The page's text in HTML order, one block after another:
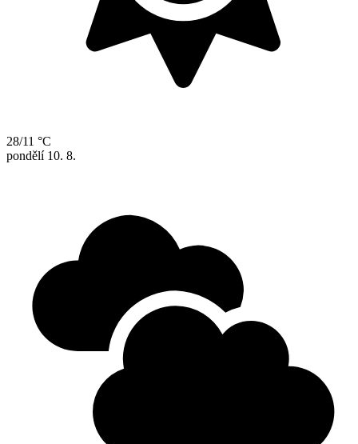
28/11 °C
pondělí 10. 8.